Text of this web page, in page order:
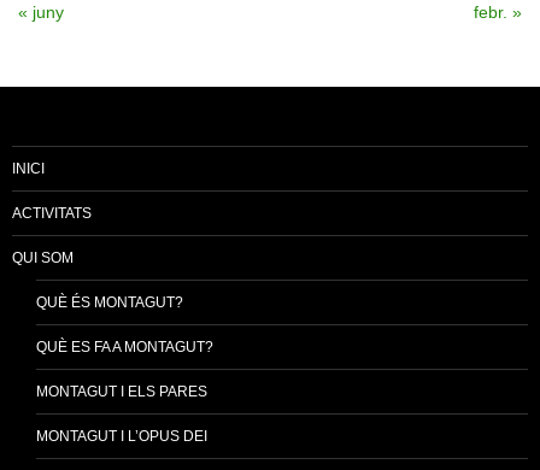
« juny
febr. »
INICI
ACTIVITATS
QUI SOM
QUÈ ÉS MONTAGUT?
QUÈ ES FA A MONTAGUT?
MONTAGUT I ELS PARES
MONTAGUT I L’OPUS DEI